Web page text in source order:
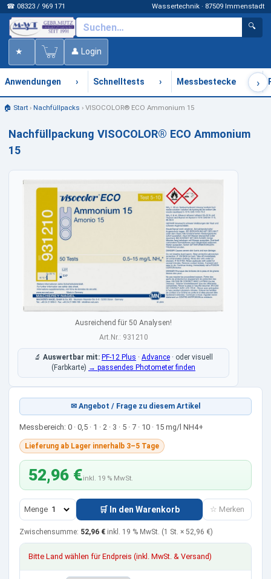
☎ 08323 / 969 171 Wassertechnik · 87509 Immenstadt
🔍
★ 👤 Login
Anwendungen › Schnelltests › Messbestecke ›
🏠 Start› Nachfüllpacks › VISOCOLOR® ECO Ammonium 15
Nachfüllpackung VISOCOLOR® ECO Ammonium
15
Ausreichend für 50 Analysen!
Art.Nr.: 931210
🔬 Auswertbar mit: PF-12 Plus · Advance · oder visuell
(Farbkarte) → passendes Photometer finden
✉ Angebot / Frage zu diesem Artikel
Messbereich: 0 · 0,5 · 1 · 2 · 3 · 5 · 7 · 10 · 15 mg/l NH4+
Lieferung ab Lager innerhalb 3–5 Tage
52,96 €inkl. 19 % MwSt.
Menge 🛒 In den Warenkorb ☆ Merken
Zwischensumme: 52,96 € inkl. 19 % MwSt. (1 St. × 52,96 €)
Bitte Land wählen für Endpreis (inkl. MwSt. & Versand)